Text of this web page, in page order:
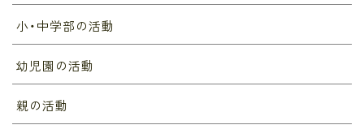
小・中学部の活動
幼児園の活動
親の活動